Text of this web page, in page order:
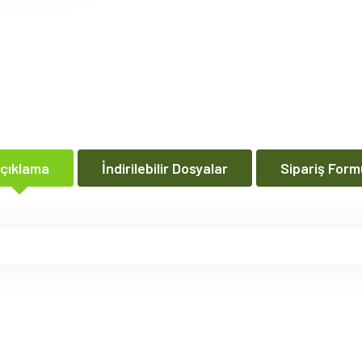
İndirilebilir Dosyalar Sipariş